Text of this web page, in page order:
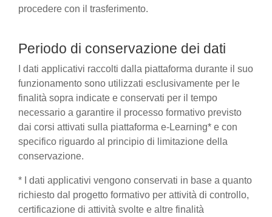
procedere con il trasferimento.
Periodo di conservazione dei dati
I dati applicativi raccolti dalla piattaforma durante il suo
funzionamento sono utilizzati esclusivamente per le
finalità sopra indicate e conservati per il tempo
necessario a garantire il processo formativo previsto
dai corsi attivati sulla piattaforma e-Learning* e con
specifico riguardo al principio di limitazione della
conservazione.
* I dati applicativi vengono conservati in base a quanto
richiesto dal progetto formativo per attività di controllo,
certificazione di attività svolte e altre finalità